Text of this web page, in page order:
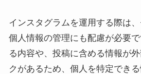
インスタグラムを運用する際は
個人情報の管理にも配慮が必要
る内容や、投稿に含める情報が
クがあるため、個人を特定でき